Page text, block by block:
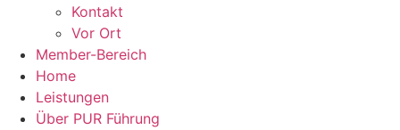
Kontakt
Vor Ort
Member-Bereich
Home
Leistungen
Über PUR Führung